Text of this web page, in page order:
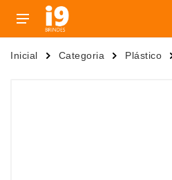
Inicial Categoria Plástico